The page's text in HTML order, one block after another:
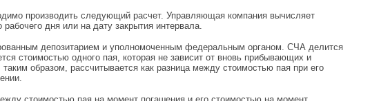
производить следующий расчет. Управляющая компания вычисляет
дня или на дату закрытия интервала.
депозитарием и уполномоченным федеральным органом. СЧА делится
стоимостью одного пая, которая не зависит от вновь прибывающих и
образом, рассчитывается как разница между стоимостью пая при его